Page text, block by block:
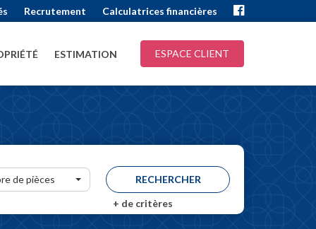
Recrutement Calculatrices financières
ESTIMATION ESPACE CLIENT
de pièces
+ de critères